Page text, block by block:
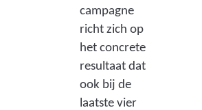
campagne
richt zich op
het concrete
resultaat dat
ook bij de
laatste vier